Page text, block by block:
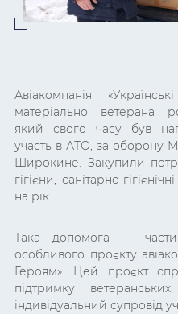
Авіакомпанія
матеріально ветерана
який свого часу був
участь в АТО, за оборону
Широкине. Закупили
гігієни, санітарно-
на рік.
Така допомога —
особливого проєкту
Героям». Цей проєкт
підтримку
індивідуальний супровід